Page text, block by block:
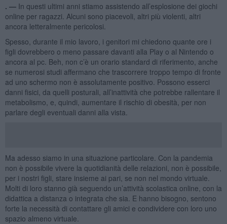
. — In questi ultimi anni stiamo assistendo all’esplosione dei giochi
online per ragazzi. Alcuni sono piacevoli, altri più violenti, altri
ancora letteralmente pericolosi.
Spesso, durante il mio lavoro, i genitori mi chiedono quante ore i
figli dovrebbero o meno passare davanti alla Play o al Nintendo o
ancora al pc. Beh, non c’è un orario standard di riferimento, anche
se numerosi studi affermano che trascorrere troppo tempo di fronte
ad uno schermo non è assolutamente positivo. Possono esserci
danni fisici, da quelli posturali, all’inattività che potrebbe rallentare il
metabolismo, e, quindi, aumentare il rischio di obesità, per non
parlare degli eventuali danni alla vista.
Ma adesso siamo in una situazione particolare. Con la pandemia
non è possibile vivere la quotidianità delle relazioni, non è possibile,
per i nostri figli, stare insieme ai pari, se non nel mondo virtuale.
Molti di loro stanno già seguendo un’attività scolastica online, con la
didattica a distanza o integrata che sia. E hanno bisogno, sentono
forte la necessità di contattare gli amici e condividere con loro uno
spazio almeno virtuale.